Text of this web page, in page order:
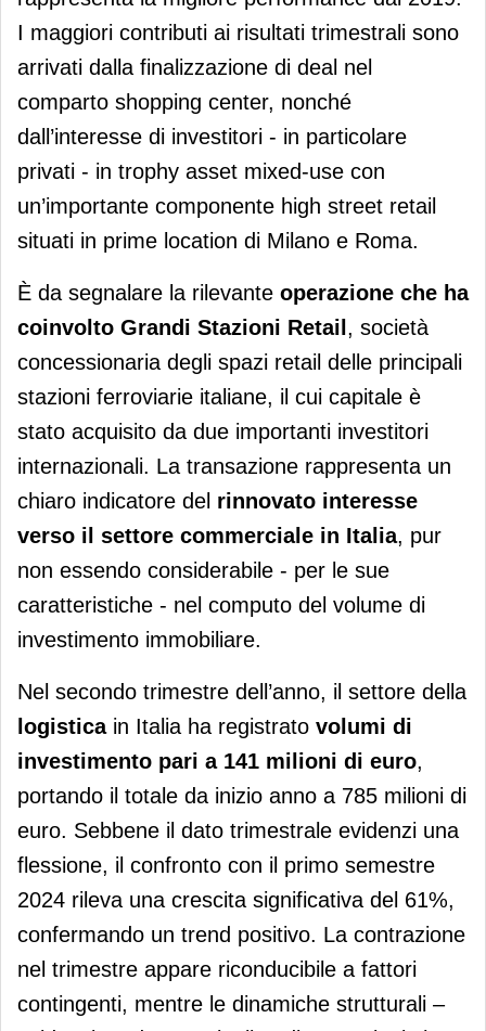
I maggiori contributi ai risultati trimestrali sono
arrivati dalla finalizzazione di deal nel
comparto shopping center, nonché
dall’interesse di investitori - in particolare
privati - in trophy asset mixed-use con
un’importante componente high street retail
situati in prime location di Milano e Roma.
È da segnalare la rilevante operazione che ha
coinvolto Grandi Stazioni Retail , società
concessionaria degli spazi retail delle principali
stazioni ferroviarie italiane, il cui capitale è
stato acquisito da due importanti investitori
internazionali. La transazione rappresenta un
chiaro indicatore del rinnovato interesse
verso il settore commerciale in Italia, pur
non essendo considerabile - per le sue
caratteristiche - nel computo del volume di
investimento immobiliare.
Nel secondo trimestre dell’anno, il settore della
logisticain Italia ha registrato volumi di
investimento pari a 141 milioni di euro,
portando il totale da inizio anno a 785 milioni di
euro. Sebbene il dato trimestrale evidenzi una
flessione, il confronto con il primo semestre
2024 rileva una crescita significativa del 61%,
confermando un trend positivo. La contrazione
nel trimestre appare riconducibile a fattori
contingenti, mentre le dinamiche strutturali –